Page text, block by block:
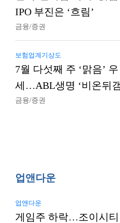
IPO 부진은 ‘흐림’
금융/증권
보험업계기상도
7월 다섯째 주 ‘맑음’ 우
세…ABL생명 ‘비온뒤
금융/증권
업앤다운
업앤다운
게임주 하락…조이시티